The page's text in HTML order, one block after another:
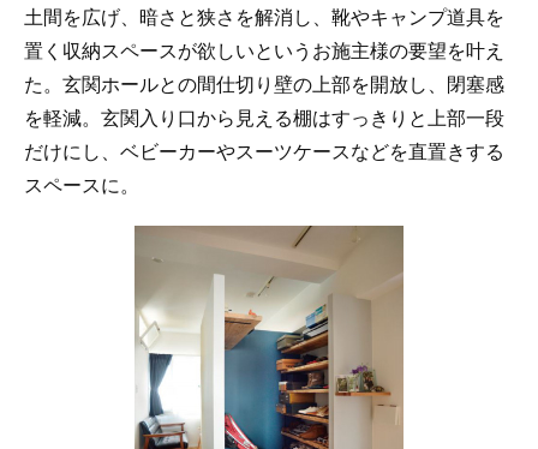
土間を広げ、暗さと狭さを解消し、靴やキャンプ道具を
置く収納スペースが欲しいというお施主様の要望を叶え
た。玄関ホールとの間仕切り壁の上部を開放し、閉塞感
を軽減。玄関入り口から見える棚はすっきりと上部一段
だけにし、ベビーカーやスーツケースなどを直置きする
スペースに。